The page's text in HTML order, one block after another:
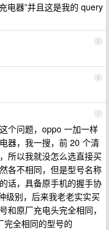
电器”并且这是我的 query
5
6
7
个问题，oppo 一加一样
器，我一搜，前 20 个清
所以我就没怎么选直接买
各不相同，但是型号名称
话，具备原手机的握手协
级别，后来我老老实实买
和原厂充电头完全相同，
完全相同的型号的